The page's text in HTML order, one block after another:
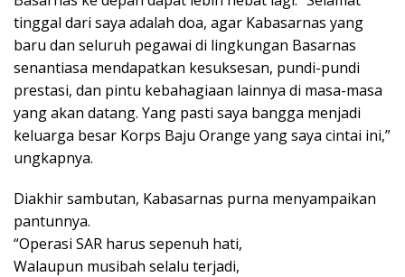
tinggal dari saya adalah doa, agar Kabasarnas yang
baru dan seluruh pegawai di lingkungan Basarnas
senantiasa mendapatkan kesuksesan, pundi-pundi
prestasi, dan pintu kebahagiaan lainnya di masa-masa
yang akan datang. Yang pasti saya bangga menjadi
keluarga besar Korps Baju Orange yang saya cintai ini,”
ungkapnya.
Diakhir sambutan, Kabasarnas purna menyampaikan
pantunnya.
“Operasi SAR harus sepenuh hati,
Walaupun musibah selalu terjadi,